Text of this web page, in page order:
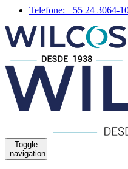
Telefone: +55 24 3064-
Toggle
navigation